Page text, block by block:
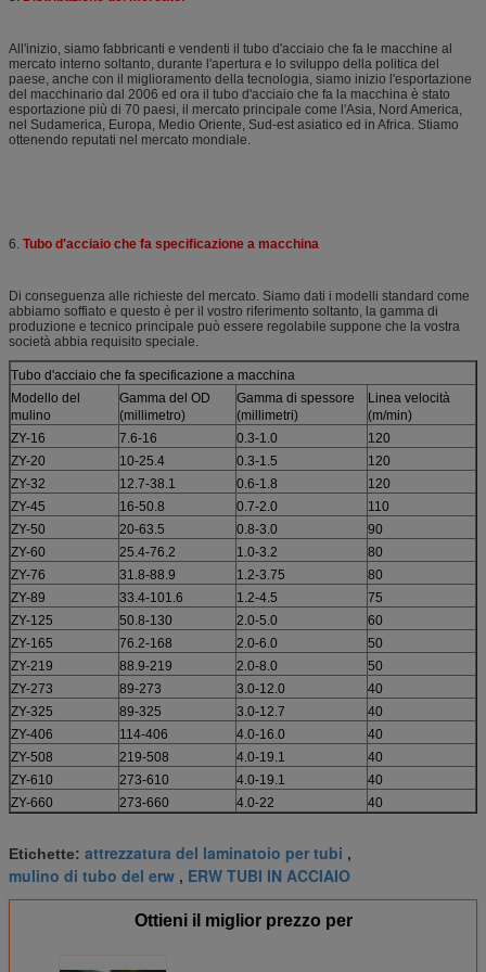
All'inizio, siamo fabbricanti e vendenti il tubo d'acciaio che fa le macchine al
mercato interno soltanto, durante l'apertura e lo sviluppo della politica del
paese, anche con il miglioramento della tecnologia, siamo inizio l'esportazione
del macchinario dal 2006 ed ora il tubo d'acciaio che fa la macchina è stato
esportazione più di 70 paesi, il mercato principale come l'Asia, Nord America,
nel Sudamerica, Europa, Medio Oriente, Sud-est asiatico ed in Africa. Stiamo
ottenendo reputati nel mercato mondiale.
6. Tubo d'acciaio che fa specificazione a macchina
Di conseguenza alle richieste del mercato. Siamo dati i modelli standard come
abbiamo soffiato e questo è per il vostro riferimento soltanto, la gamma di
produzione e tecnico principale può essere regolabile suppone che la vostra
società abbia requisito speciale.
Tubo d'acciaio che fa specificazione a macchina
Modello del
mulino
Gamma del OD
(millimetro)
Gamma di spessore
(millimetri)
Linea velocità
(m/min)
ZY-16
7.6-16 0.3-1.0
120
ZY-20
10-25.4 0.3-1.5
120
ZY-32
12.7-38.1 0.6-1.8
120
ZY-45
16-50.8 0.7-2.0
110
ZY-50
20-63.5 0.8-3.0
90
ZY-60
25.4-76.2 1.0-3.2
80
ZY-76
31.8-88.9 1.2-3.75
80
ZY-89
33.4-101.6 1.2-4.5
75
ZY-125
50.8-130 2.0-5.0
60
ZY-165
76.2-168 2.0-6.0
50
ZY-219
88.9-219 2.0-8.0
50
ZY-273
89-273 3.0-12.0
40
ZY-325
89-325 3.0-12.7
40
ZY-406
114-406 4.0-16.0
40
ZY-508
219-508 4.0-19.1
40
ZY-610
273-610 4.0-19.1
40
ZY-660
273-660 4.0-22 40
Etichette: attrezzatura del laminatoio per tubi ,
mulino di tubo del erw , ERW TUBI IN ACCIAIO
Ottieni il miglior prezzo per